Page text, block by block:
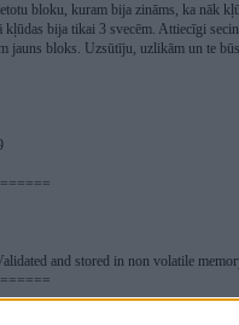
bloku, kuram bija zināms, ka nāk
bija tikai 3 svecēm. Attiecīgi
jauns bloks. Uzsūtīju, uzlikām un te
and stored in non volatile